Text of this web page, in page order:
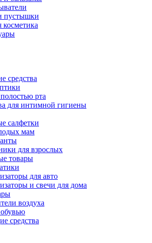
пустышки
косметика
средства
рта
для интимной гигиены
салфетки
мам
для взрослых
товары
для авто
и свечи для дома
воздуха
средства